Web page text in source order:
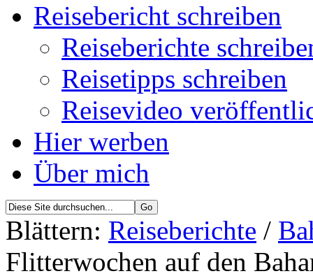
Reisebericht schreiben
Reiseberichte
Reisetipps schreiben
Reisevideo
Hier werben
Über mich
Blättern: Reiseberichte /
Flitterwochen auf den